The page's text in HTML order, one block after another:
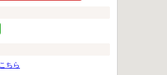
こちら